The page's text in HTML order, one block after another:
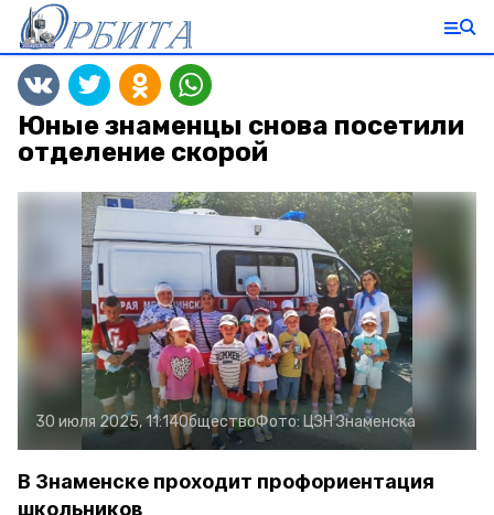
Юные знаменцы снова посетили
отделение скорой
30 июля 2025, 11:14ОбществоФото: ЦЗН Знаменска
В Знаменске проходит профориентация
школьников